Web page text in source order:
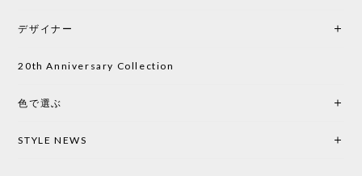
デザイナー
20th Anniversary Collection
色で選ぶ
STYLE NEWS